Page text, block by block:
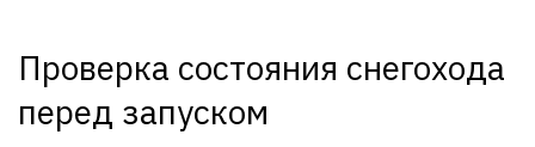
Проверка состояния снегохода
перед запуском